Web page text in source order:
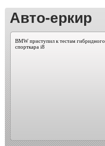
Авто-еркир
BMW приступил к тестам гибридного
спорткара i8